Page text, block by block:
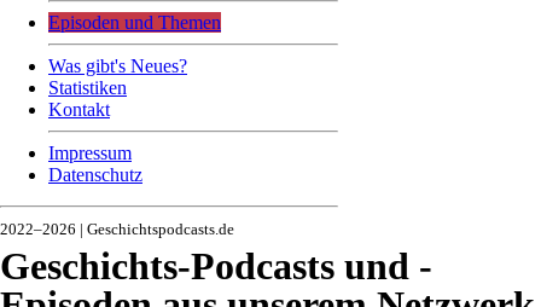
Episoden und Themen
Was gibt's Neues?
Statistiken
Kontakt
Impressum
Datenschutz
2022–2026 | Geschichtspodcasts.de
Geschichts-Podcasts und -